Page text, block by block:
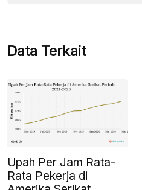
Data Terkait
Upah Per Jam Rata-
Rata Pekerja di